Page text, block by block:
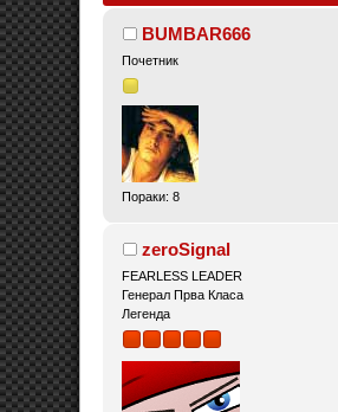
BUMBAR666
Почетник
Пораки: 8
zeroSignal
FEARLESS LEADER
Генерал Прва Класа
Легенда